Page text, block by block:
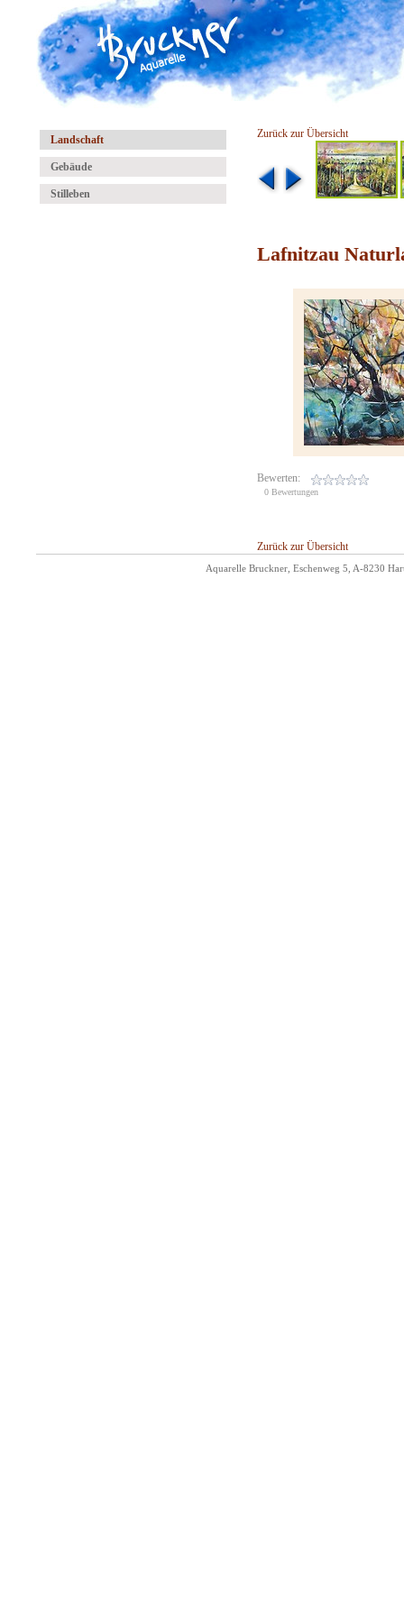
Landschaft
Gebäude
Stilleben
Zurück zur Übersicht
Lafnitzau
Bewerten:
0 Bewertungen
Zurück zur Übersicht
Aquarelle Bruckner, Eschenweg 5, A-8230